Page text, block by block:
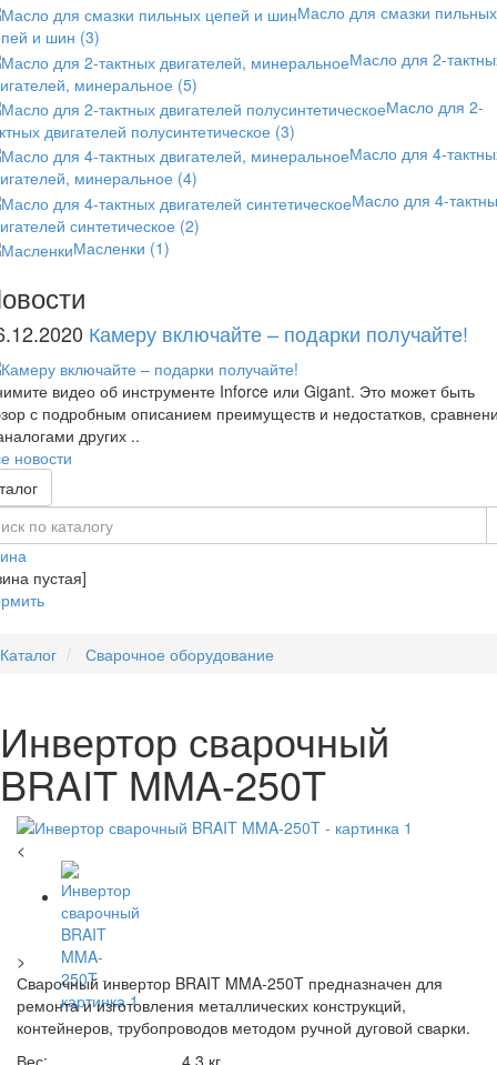
Масло для смазки пильных
и шин (3)
Масло для 2-
минеральное (5)
Масло для 2-
двигателей полусинтетическое (3)
Масло для 4-
минеральное (4)
Масло для 4-
синтетическое (2)
Масленки (1)
Камеру включайте – подарки получайте!
видео об инструменте Inforce или Gigant. Это может быть
с подробным описанием преимуществ и недостатков,
других ..
новости
пустая]
Каталог Сварочное оборудование
Инвертор сварочный
BRAIT MMA-250T
<
>
Сварочный инвертор BRAIT MMA-250T предназначен для
ремонта и изготовления металлических конструкций,
контейнеров, трубопроводов методом ручной дуговой сварки.
Вес:
4,3 кг